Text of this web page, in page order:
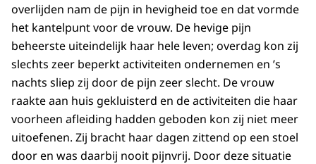
overlijden nam de pijn in hevigheid toe en dat vormde
het kantelpunt voor de vrouw. De hevige pijn
beheerste uiteindelijk haar hele leven; overdag kon zij
slechts zeer beperkt activiteiten ondernemen en ’s
nachts sliep zij door de pijn zeer slecht. De vrouw
raakte aan huis gekluisterd en de activiteiten die haar
voorheen afleiding hadden geboden kon zij niet meer
uitoefenen. Zij bracht haar dagen zittend op een stoel
door en was daarbij nooit pijnvrij. Door deze situatie